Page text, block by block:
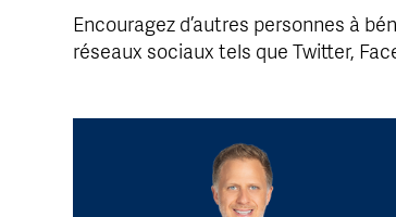
Encouragez d’autres personnes à
réseaux sociaux tels que Twitter,